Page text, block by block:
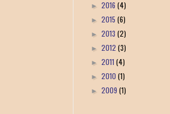
► 2016 (4)
► 2015 (6)
► 2013 (2)
► 2012 (3)
► 2011 (4)
► 2010 (1)
► 2009 (1)